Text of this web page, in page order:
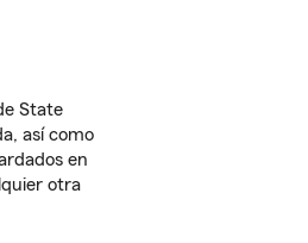
State
así como
en
otra